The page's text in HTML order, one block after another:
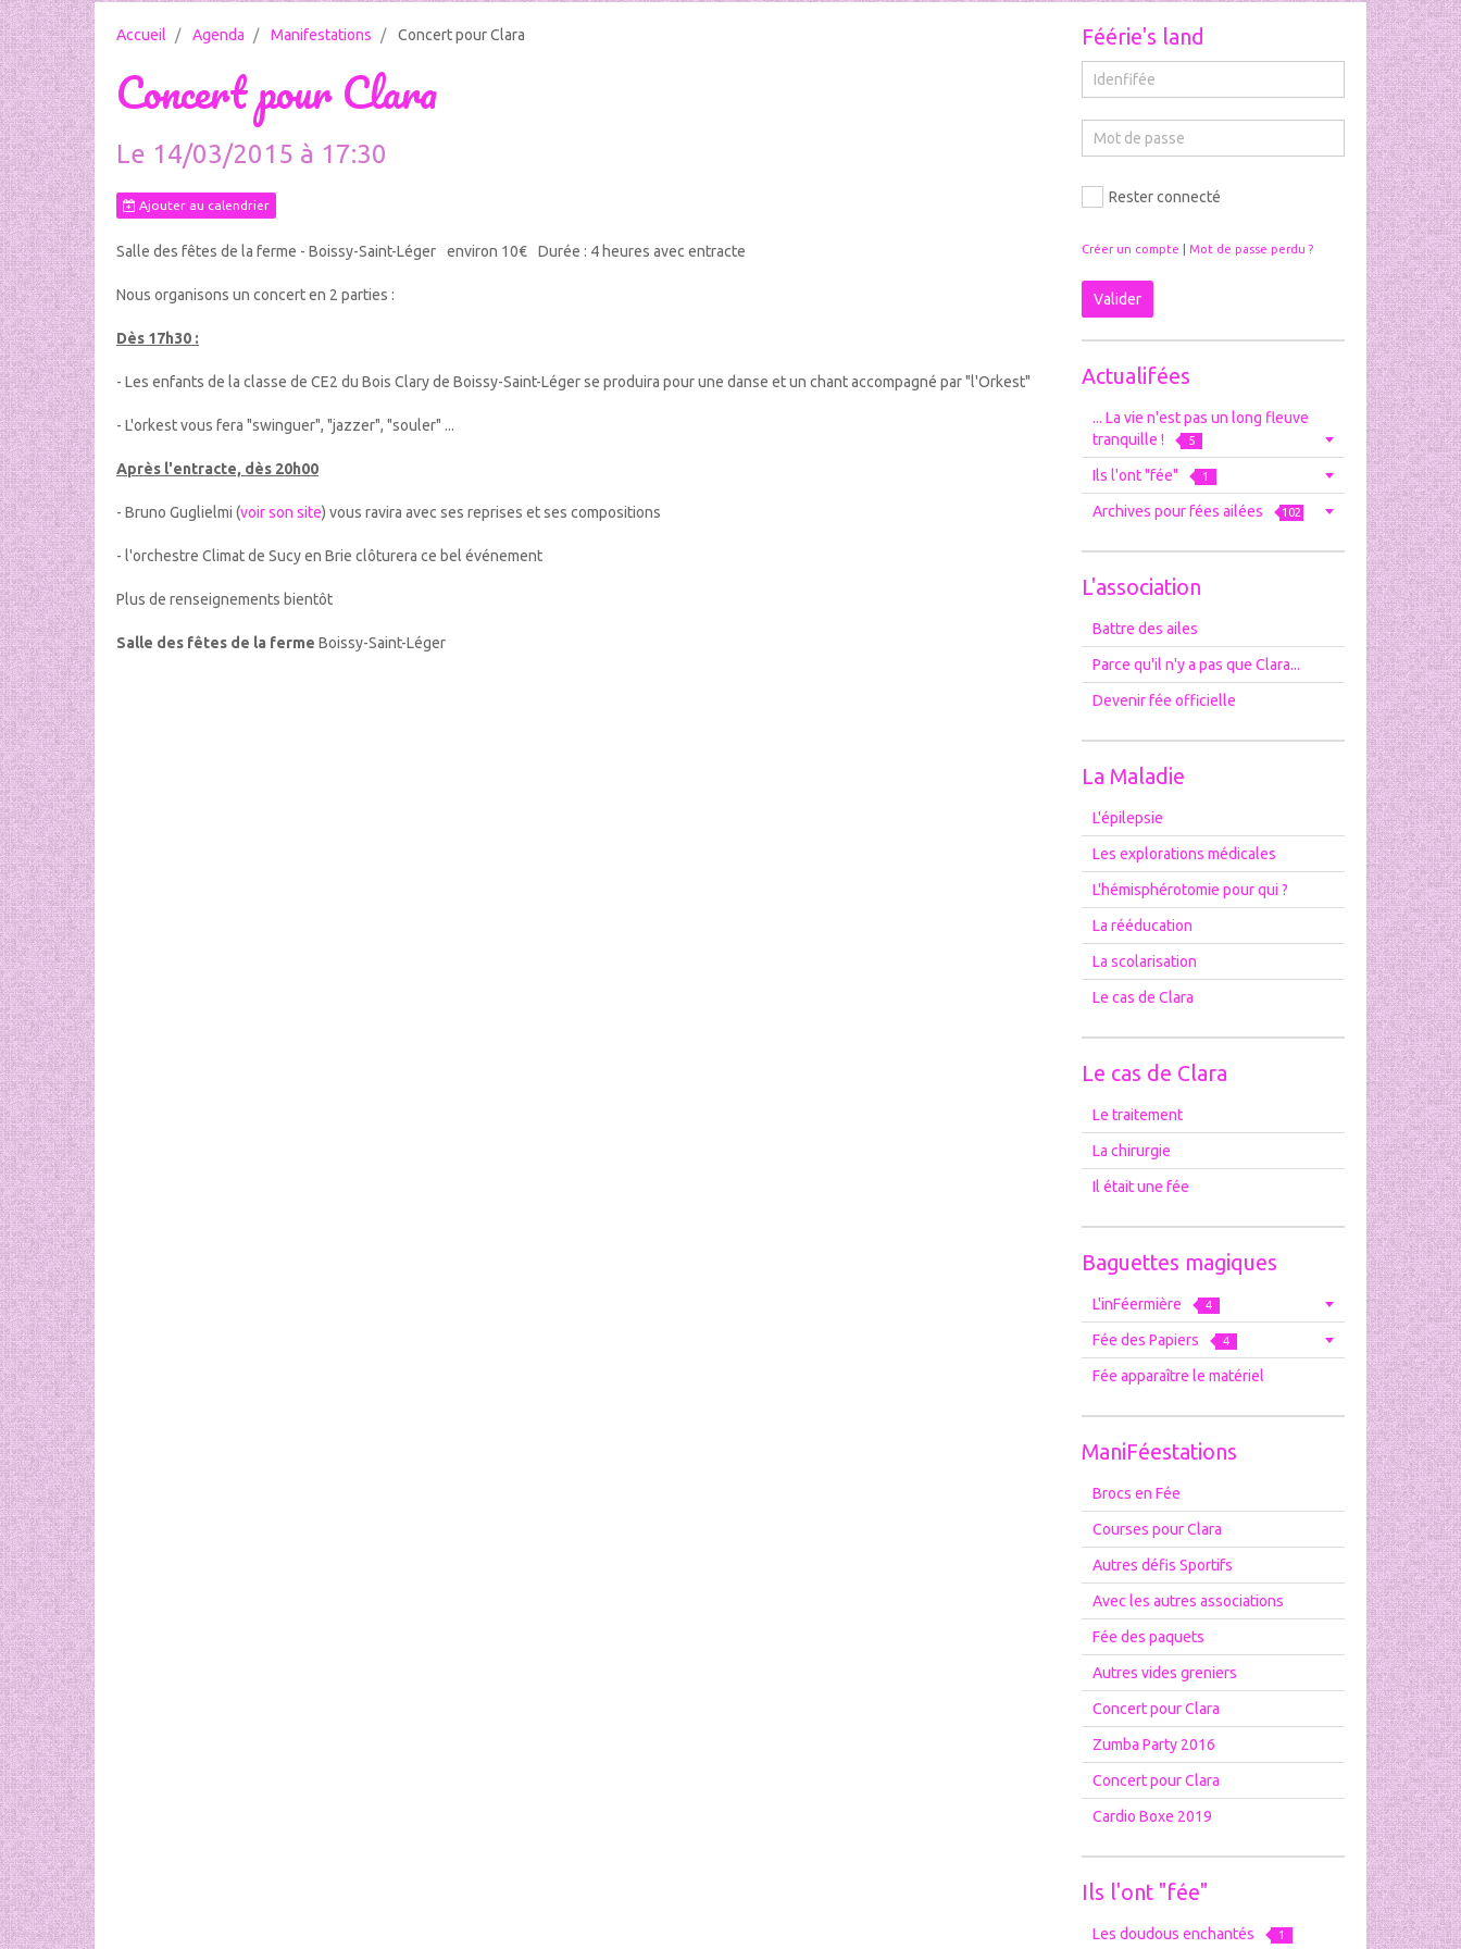
Accueil Agenda Manifestations Concert pour Clara
Concert pour Clara
Le 14/03/2015 à 17:30
Ajouter au calendrier
Salle des fêtes de la ferme - Boissy-Saint-Léger environ 10€ Durée : 4 heures avec entracte
Nous organisons un concert en 2 parties :
Dès 17h30 :
- Les enfants de la classe de CE2 du Bois Clary de Boissy-Saint-Léger se produira pour une danse et un chant accompagné par "l'Orkest"
- L'orkest vous fera "swinguer", "jazzer", "souler" ...
Après l'entracte, dès 20h00
- Bruno Guglielmi (voir son site) vous ravira avec ses reprises et ses compositions
- l'orchestre Climat de Sucy en Brie clôturera ce bel événement
Plus de renseignements bientôt
Salle des fêtes de la ferme Boissy-Saint-Léger
Féérie's land
Rester connecté
Créer un compte Mot de passe perdu ?
Valider
Actualifées
... La vie n'est pas un long fleuve
tranquille !
5
Ils l'ont "fée" 1
Archives pour fées ailées 102
L'association
Battre des ailes
Parce qu'il n'y a pas que Clara...
Devenir fée officielle
La Maladie
L'épilepsie
Les explorations médicales
L'hémisphérotomie pour qui ?
La rééducation
La scolarisation
Le cas de Clara
Le cas de Clara
Le traitement
La chirurgie
Il était une fée
Baguettes magiques
L'inFéermière 4
Fée des Papiers 4
Fée apparaître le matériel
ManiFéestations
Brocs en Fée
Courses pour Clara
Autres défis Sportifs
Avec les autres associations
Fée des paquets
Autres vides greniers
Concert pour Clara
Zumba Party 2016
Concert pour Clara
Cardio Boxe 2019
Ils l'ont "fée"
Les doudous enchantés 1